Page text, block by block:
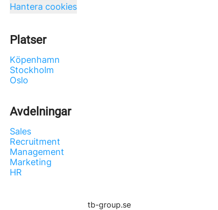
Hantera cookies
Platser
Köpenhamn
Stockholm
Oslo
Avdelningar
Sales
Recruitment
Management
Marketing
HR
tb-group.se